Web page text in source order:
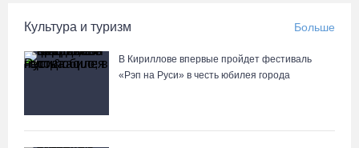
Культура и туризм Больше
В Кириллове впервые пройдет фестиваль
«Рэп на Руси» в честь юбилея города